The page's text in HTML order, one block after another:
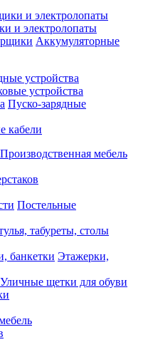
и электролопаты
Аккумуляторные
устройства
устройства
Пуско-зарядные
кабели
Производственная мебель
Постельные
табуреты, столы
Этажерки,
Уличные щетки для обуви